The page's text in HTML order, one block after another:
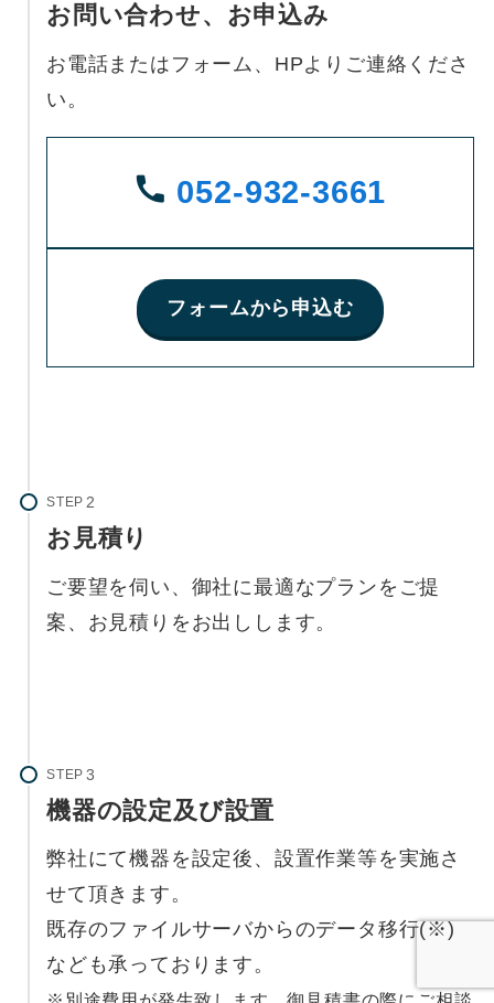
お問い合わせ、お申込み
お電話またはフォーム、HPよりご連絡くださ
い。
052-932-3661
フォームから申込む
STEP
お見積り
ご要望を伺い、御社に最適なプランをご提
案、お見積りをお出しします。
STEP
機器の設定及び設置
弊社にて機器を設定後、設置作業等を実施さ
せて頂きます。
既存のファイルサーバからのデータ移行(※)
なども承っております。